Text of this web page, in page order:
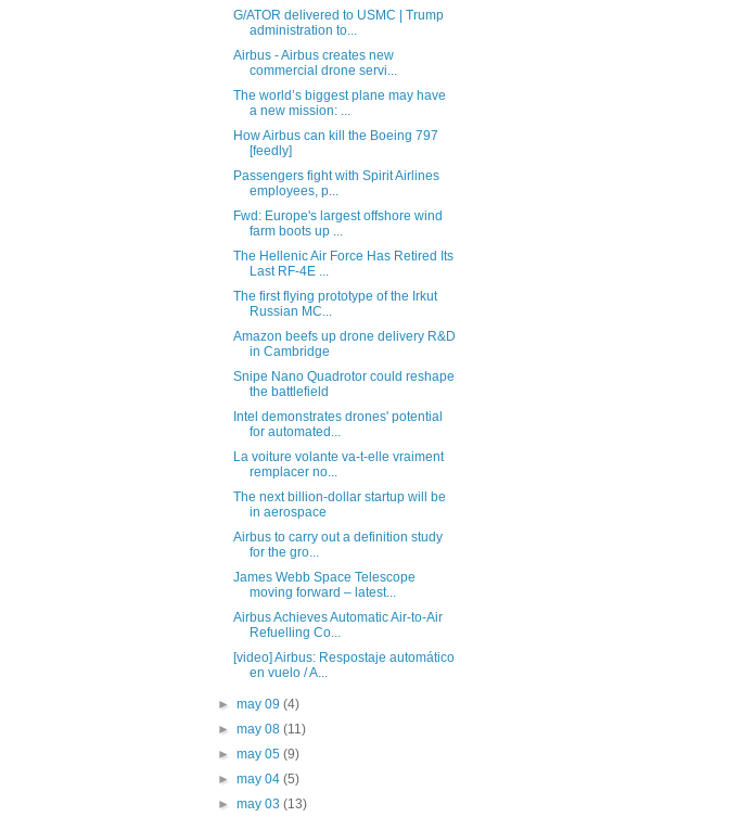
G/ATOR delivered to USMC | Trump
administration to...
Airbus - Airbus creates new
commercial drone servi...
The world’s biggest plane may have
a new mission: ...
How Airbus can kill the Boeing 797
[feedly]
Passengers fight with Spirit Airlines
employees, p...
Fwd: Europe's largest offshore wind
farm boots up ...
The Hellenic Air Force Has Retired Its
Last RF-4E ...
The first flying prototype of the Irkut
Russian MC...
Amazon beefs up drone delivery R&D
in Cambridge
Snipe Nano Quadrotor could reshape
the battlefield
Intel demonstrates drones' potential
for automated...
La voiture volante va-t-elle vraiment
remplacer no...
The next billion-dollar startup will be
in aerospace
Airbus to carry out a definition study
for the gro...
James Webb Space Telescope
moving forward – latest...
Airbus Achieves Automatic Air-to-Air
Refuelling Co...
[video] Airbus: Respostaje automático
en vuelo / A...
► may 09 (4)
► may 08 (11)
► may 05 (9)
► may 04 (5)
► may 03 (13)